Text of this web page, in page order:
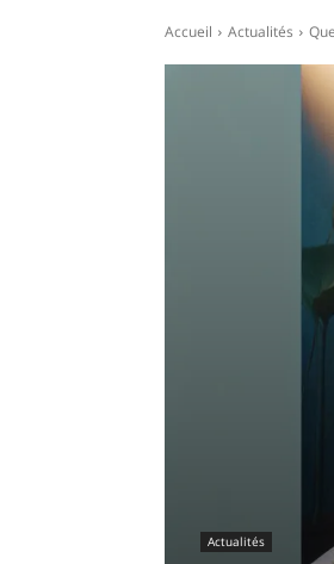
Accueil Actualités
Actualités